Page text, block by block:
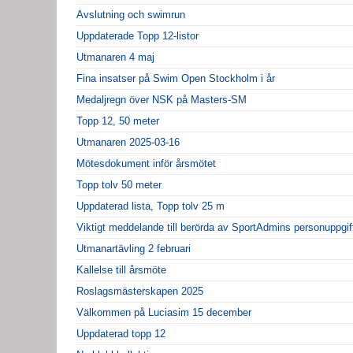
Avslutning och swimrun
Uppdaterade Topp 12-listor
Utmanaren 4 maj
Fina insatser på Swim Open Stockholm i år
Medaljregn över NSK på Masters-SM
Topp 12, 50 meter
Utmanaren 2025-03-16
Mötesdokument inför årsmötet
Topp tolv 50 meter
Uppdaterad lista, Topp tolv 25 m
Viktigt meddelande till berörda av SportAdmins
Utmanartävling 2 februari
Kallelse till årsmöte
Roslagsmästerskapen 2025
Välkommen på Luciasim 15 december
Uppdaterad topp 12